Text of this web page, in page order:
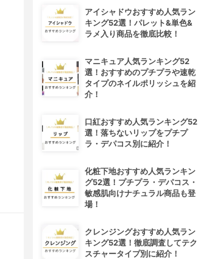
アイシャドウおすすめ人気ラン
キング52選！パレット&単色&
ラメ入り商品を徹底比較！
マニキュア人気ランキング52
選！おすすめのプチプラや速乾
タイプのネイルポリッシュを紹
介！
口紅おすすめ人気ランキング52
選！落ちないリップをプチプ
ラ・デパコス別に紹介！
化粧下地おすすめ人気ランキン
グ52選！プチプラ・デパコス・
敏感肌向けナチュラル商品も登
場！
クレンジングおすすめ人気ラン
キング52選！徹底調査してテク
スチャータイプ別に紹介！